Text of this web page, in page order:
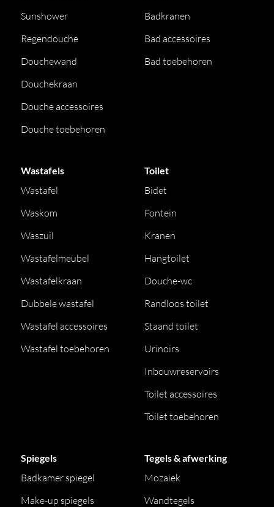
Sunshower
Regendouche
Douchewand
Douchekraan
Douche accessoires
Douche toebehoren
Badkranen
Bad accessoires
Bad toebehoren
Wastafels
Wastafel
Waskom
Waszuil
Wastafelmeubel
Wastafelkraan
Dubbele wastafel
Wastafel accessoires
Wastafel toebehoren
Toilet
Bidet
Fontein
Kranen
Hangtoilet
Douche-wc
Randloos toilet
Staand toilet
Urinoirs
Inbouwreservoirs
Toilet accessoires
Toilet toebehoren
Spiegels
Badkamer spiegel
Make-up spiegels
Tegels & afwerking
Mozaiek
Wandtegels